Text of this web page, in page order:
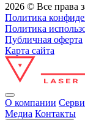
2026 © Все права
Политика
Политика
Публичная оферта
Карта сайта
О компании
Медиа Контакты